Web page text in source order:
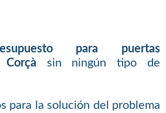
para puertas
sin ningún tipo de
para la solución del problema